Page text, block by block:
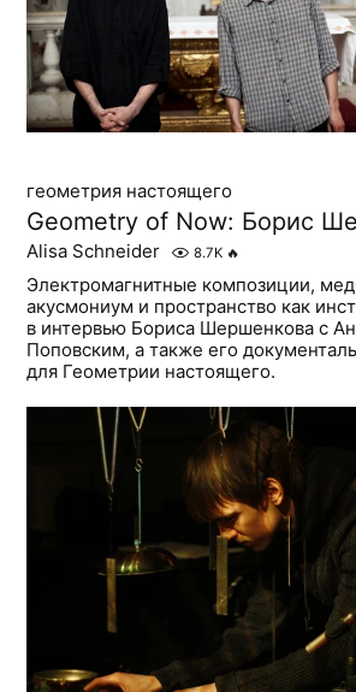
геометрия настоящего
Geometry of Now: Борис
Alisa Schneider 8.7K 🔥
Электромагнитные композиции,
акусмониум и пространство как
в интервью Бориса Шершенкова с
Поповским, а также его
для Геометрии настоящего.